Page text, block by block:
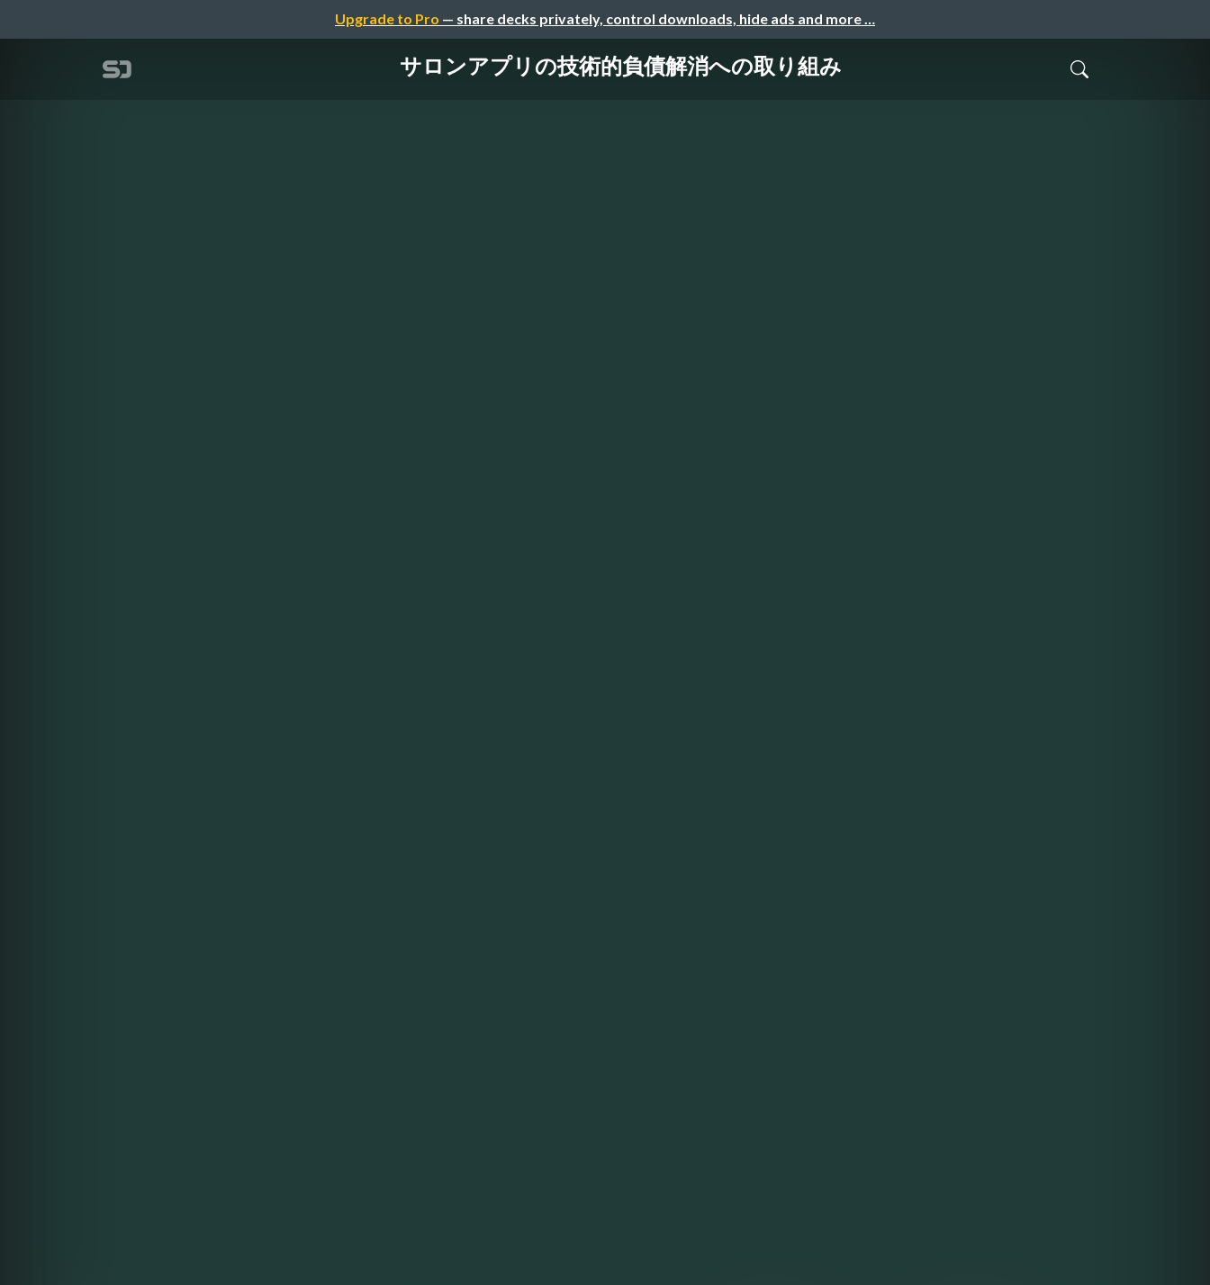
Upgrade to Pro — share decks privately, control downloads, hide ads and more …
サロンアプリの技術的負債解消への取り組み